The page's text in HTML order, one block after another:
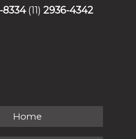
8334 (11) 2936-4342
Home